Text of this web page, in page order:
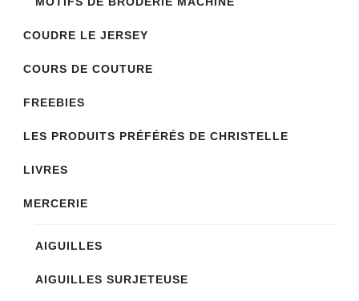
peuvent
choisies
COUDRE LE JERSEY
COURS DE COUTURE
FREEBIES
LES PRODUITS PRÉFÉRÉS DE CHRISTELLE
LIVRES
MERCERIE
AIGUILLES
AIGUILLES SURJETEUSE